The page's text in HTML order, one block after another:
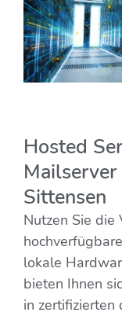
Hosted
Sittensen
Nutzen Sie die
lokale
bieten Ihnen
in zertifizierten